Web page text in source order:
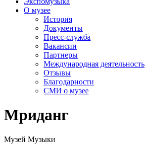
О музее
История
Документы
Пресс-служба
Вакансии
Партнеры
Международная деятельность
Отзывы
Благодарности
СМИ о музее
Мриданг
Музей Музыки